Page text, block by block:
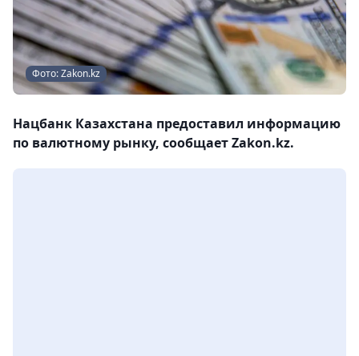
Фото: Zakon.kz
Нацбанк Казахстана предоставил информацию
по валютному рынку, сообщает Zakon.kz.